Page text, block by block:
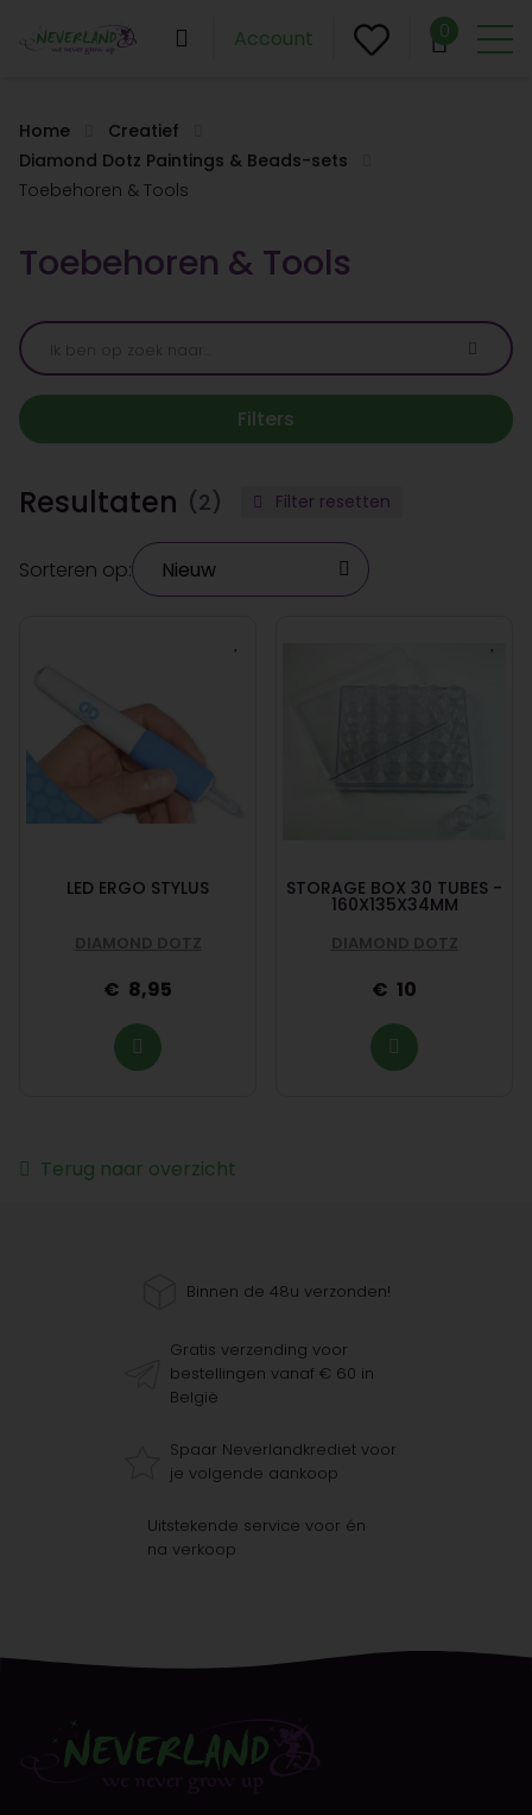
Account 0
Home
Creatief
Diamond Dotz Paintings & Beads-sets
Toebehoren & Tools
Toebehoren & Tools
Filters
Resultaten (2) Filter resetten
Sorteren op:
LED ERGO STYLUS
DIAMOND DOTZ
8,95
STORAGE BOX 30 TUBES -
160X135X34MM
DIAMOND DOTZ
10
Terug naar overzicht
Binnen de 48u verzonden!
Gratis verzending voor
bestellingen vanaf € 60 in
België
Spaar Neverlandkrediet voor
je volgende aankoop
Uitstekende service voor én
na verkoop